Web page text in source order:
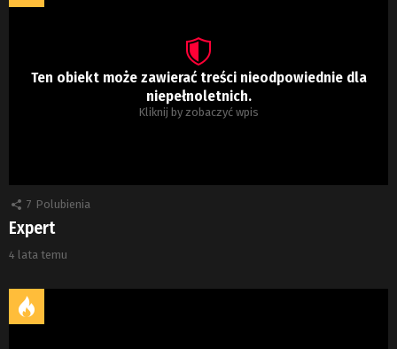
Ten obiekt może zawierać treści nieodpowiednie dla
niepełnoletnich.
Kliknij by zobaczyć wpis
7 Polubienia
Expert
4 lata temu